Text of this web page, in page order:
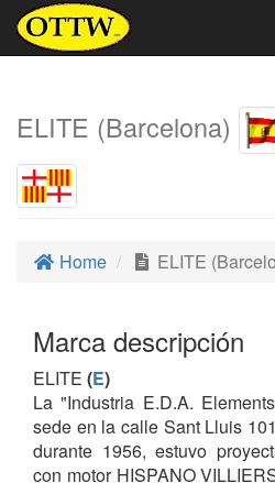
ELITE (Barcelona)
Home ELITE
Marca descripción
ELITE (E)
La "Industria E.D.A.
sede en la calle Sant Lluis
durante 1956, estuvo
con motor HISPANO